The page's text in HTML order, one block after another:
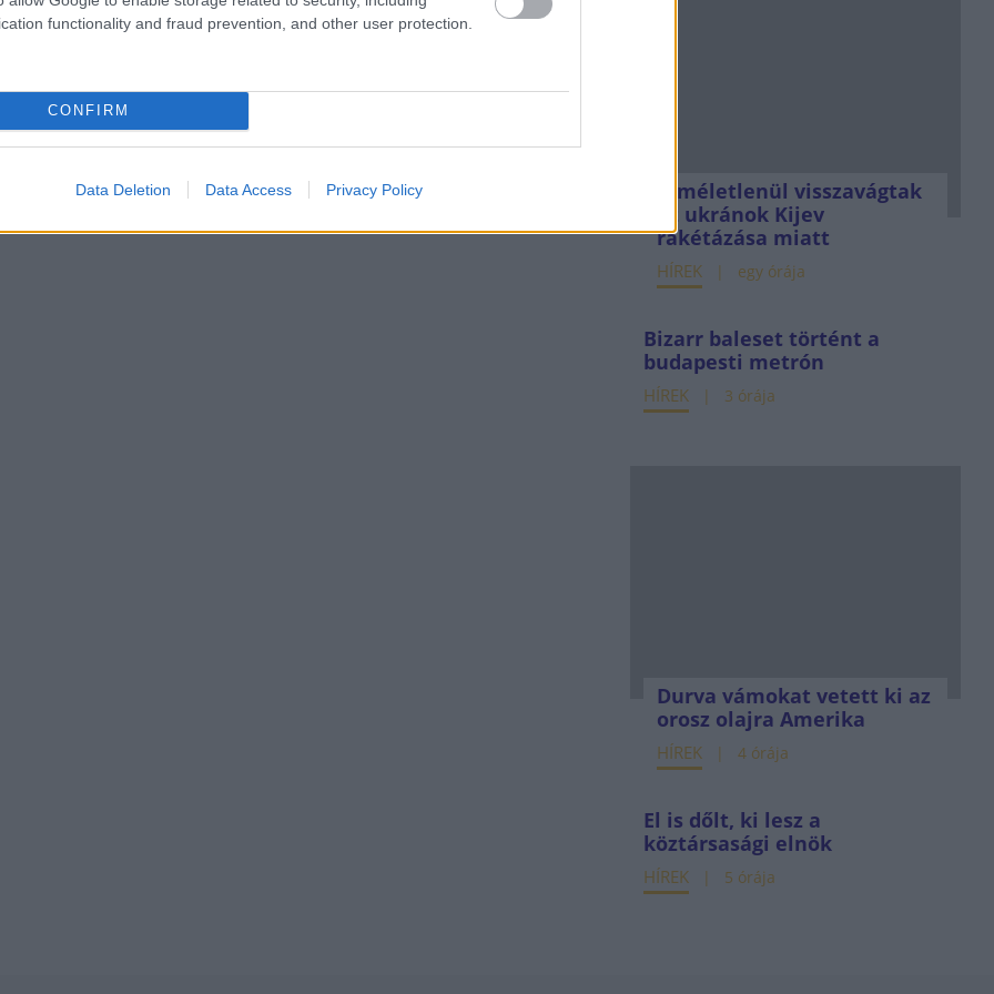
functionality and fraud prevention, and other user protection.
CONFIRM
Data Deletion Data Access Privacy Policy
Kíméletlenül visszavágtak
az ukránok Kijev
rakétázása miatt
HÍREK egy órája
Bizarr baleset történt a
budapesti metrón
HÍREK 3 órája
Durva vámokat vetett ki az
orosz olajra Amerika
HÍREK 4 órája
El is dőlt, ki lesz a
köztársasági elnök
HÍREK 5 órája